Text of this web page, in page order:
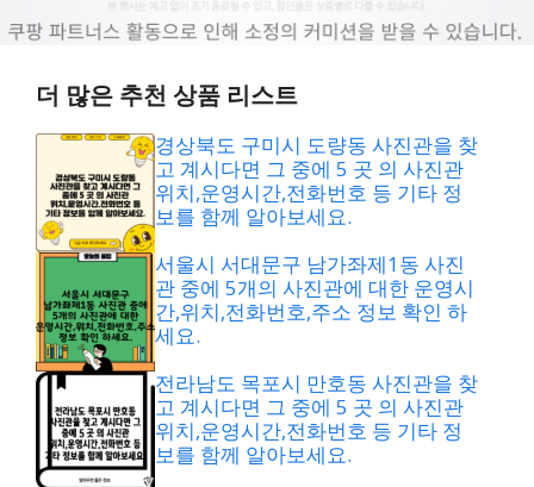
더 많은 추천 상품 리스트
경상북도 구미시 도량동 사진관을 찾
고 계시다면 그 중에 5 곳 의 사진관
위치,운영시간,전화번호 등 기타 정
보를 함께 알아보세요.
서울시 서대문구 남가좌제1동 사진
관 중에 5개의 사진관에 대한 운영시
간,위치,전화번호,주소 정보 확인 하
세요.
전라남도 목포시 만호동 사진관을 찾
고 계시다면 그 중에 5 곳 의 사진관
위치,운영시간,전화번호 등 기타 정
보를 함께 알아보세요.